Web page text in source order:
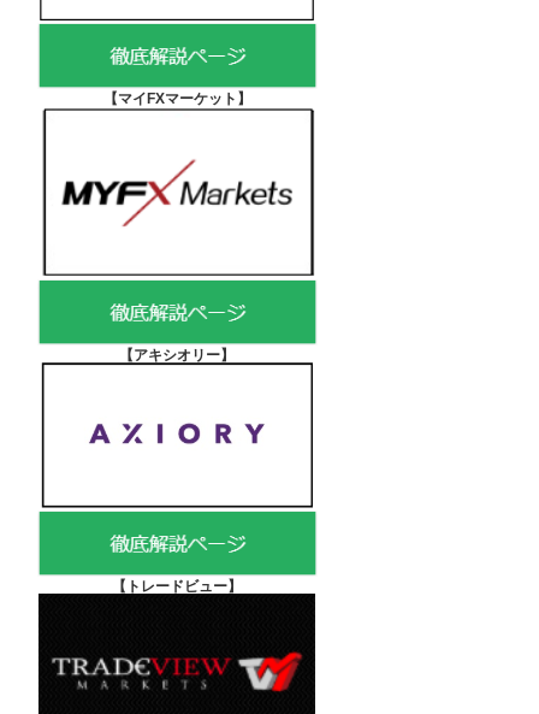
【マイFXマーケット 】
【アキシオリー】
【 トレードビュー】